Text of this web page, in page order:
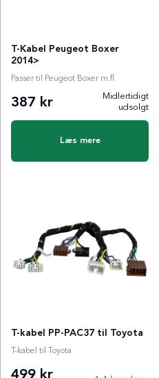
T-Kabel Peugeot Boxer
2014>
Passer til Peugeot Boxer m.fl
387 kr
Midlertidigt
udsolgt
Læs mere
T-kabel PP-PAC37 til Toyota
T-kabel til Toyota
499 kr